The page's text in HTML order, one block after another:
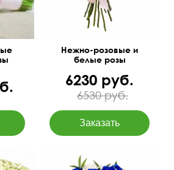
Нежно-розовые и
белые розы
6230 руб.
6530 руб.